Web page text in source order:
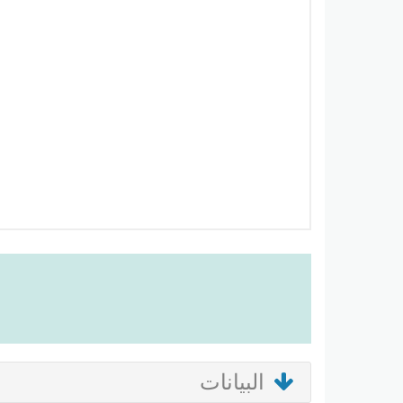
البيانات